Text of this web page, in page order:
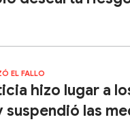
EL FALLO
hizo lugar a
suspendió las